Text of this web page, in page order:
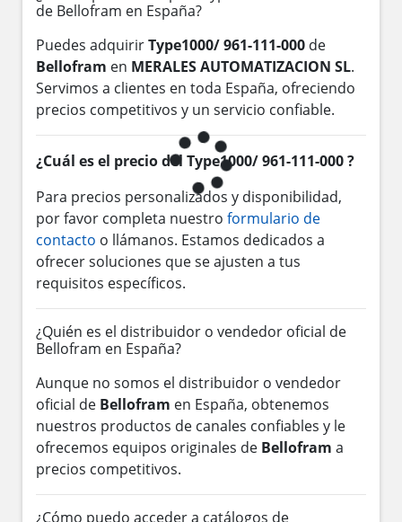
de Bellofram en España?
Puedes adquirirType1000/ 961-111-000 de
Bellofram en MERALES AUTOMATIZACION SL.
Servimos a clientes en toda España, ofreciendo
precios competitivos y un servicio confiable.
¿Cuál es el precio del Type1000/ 961-111-000 ?
Para precios personalizados y disponibilidad,
por favor completa nuestro formulario de
contacto o llámanos. Estamos dedicados a
ofrecer soluciones que se ajusten a tus
requisitos específicos.
¿Quién es el distribuidor o vendedor oficial de
Bellofram en España?
Aunque no somos el distribuidor o vendedor
oficial de Bellofram en España, obtenemos
nuestros productos de canales confiables y le
ofrecemos equipos originales de Bellofram a
precios competitivos.
¿Cómo puedo acceder a catálogos de